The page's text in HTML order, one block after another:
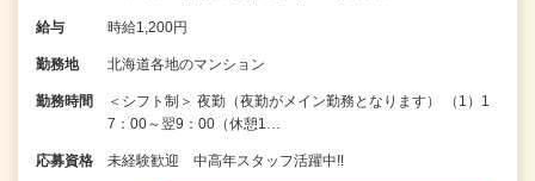
給与 時給1,200円
勤務地 北海道各地のマンション
勤務時間
＜シフト制＞ 夜勤（夜勤がメイン勤務となります） （1）1
7：00～翌9：00（休憩1…
応募資格 未経験歓迎 中高年スタッフ活躍中!!